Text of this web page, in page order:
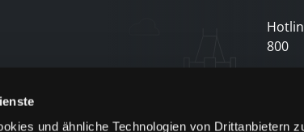
und ähnliche Technologien von Drittanbietern
800